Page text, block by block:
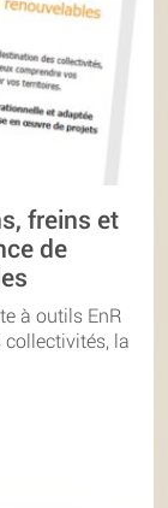
freins et
de
à outils EnR
la